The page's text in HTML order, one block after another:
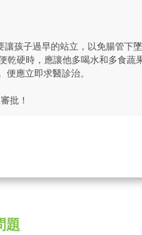
孩子過早的站立，以免腸管下墜
硬時，應讓他多喝水和多食蔬
應立即求醫診治。
批！
題